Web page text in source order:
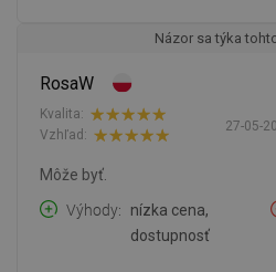
Názor sa týka
RosaW
27-05-
Kvalita:
Vzhľad:
Môže byť.
Výhody
nízka cena,
dostupnosť